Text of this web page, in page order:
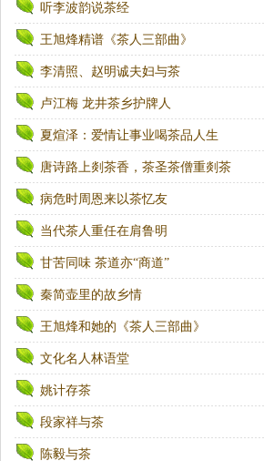
听李波韵说茶经
王旭烽精谱《茶人三部曲》
李清照、赵明诚夫妇与茶
卢江梅 龙井茶乡护牌人
夏煊泽：爱情让事业喝茶品人生
唐诗路上剡茶香，茶圣茶僧重剡茶
病危时周恩来以茶忆友
当代茶人重任在肩鲁明
甘苦同味 茶道亦“商道”
秦简壶里的故乡情
王旭烽和她的《茶人三部曲》
文化名人林语堂
姚计存茶
段家祥与茶
陈毅与茶